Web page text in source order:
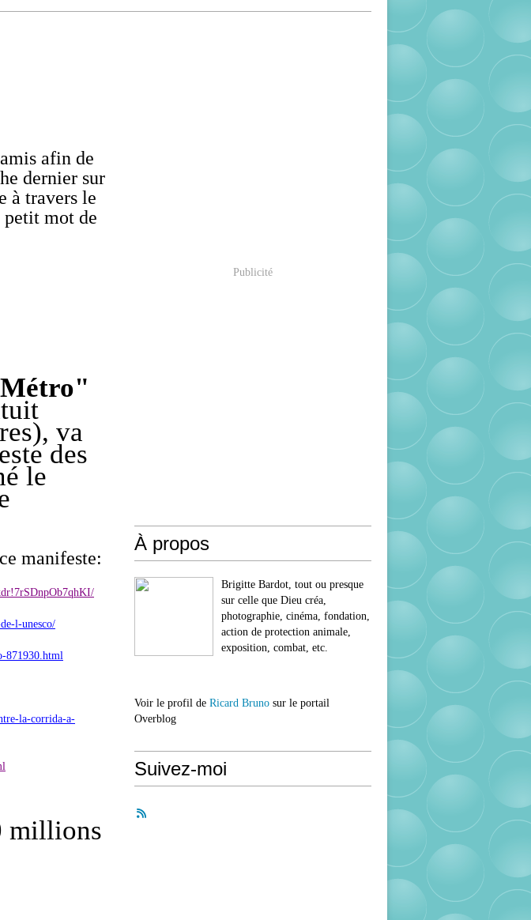
afin de
dernier sur
à travers le
mot de
va
des
le
manifeste:
l-unesco/
871930.html
la-corrida-a-
millions
Publicité
À propos
Brigitte Bardot, tout ou presque
sur celle que Dieu créa,
photographie, cinéma, fondation,
action de protection animale,
exposition, combat, etc.
Voir le profil de Ricard Bruno sur le portail
Overblog
Suivez-moi